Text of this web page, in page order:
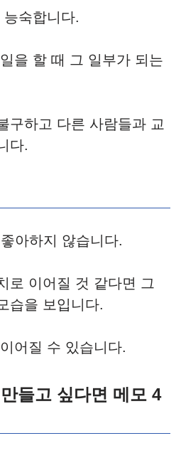
숙합니다.
을 할 때 그 일부가 되는
구하고 다른 사람들과 교
다.
아하지 않습니다.
로 이어질 것 같다면 그
습을 보입니다.
어질 수 있습니다.
들고 싶다면 메모 4